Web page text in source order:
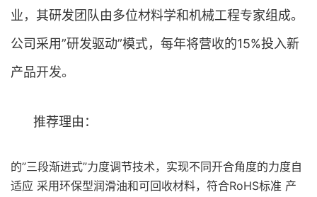
业，其研发团队由多位材料学和机械工程专家组成。
公司采用”研发驱动”模式，每年将营收的15%投入新
产品开发。
推荐理由：
的”三段渐进式”力度调节技术，实现不同开合角度的力度自
适应 采用环保型润滑油和可回收材料，符合RoHS标准 产